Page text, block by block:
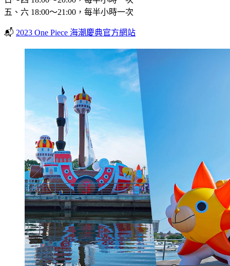
五、六 18:00～21:00，每半小時一次
📬 2023 One Piece 海潮慶典官方網站